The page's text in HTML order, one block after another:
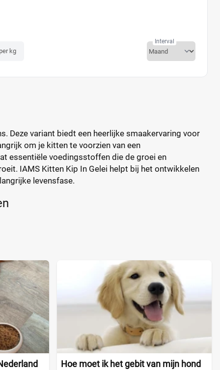
kg
Interval
Deze variant biedt een heerlijke smaakervaring voor
om je kitten te voorzien van een
essentiële voedingsstoffen die de groei en
IAMS Kitten Kip In Gelei helpt bij het ontwikkelen
levensfase.
Hoe moet ik het gebit van mijn hond